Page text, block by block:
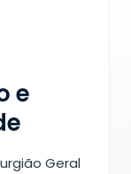
e
Geral